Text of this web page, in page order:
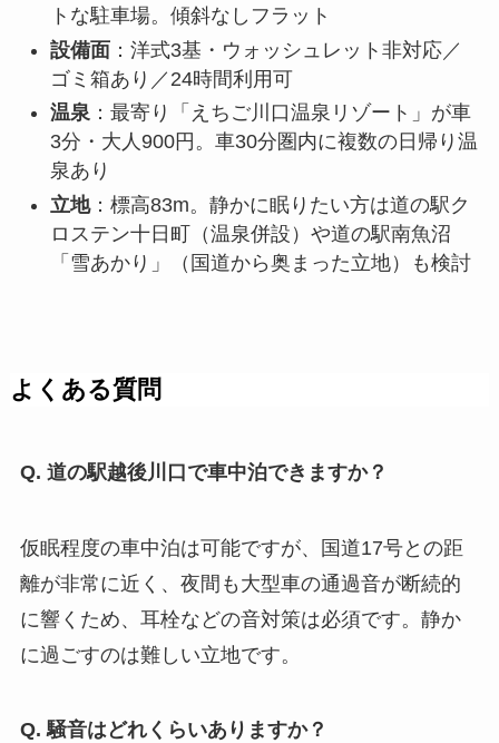
トな駐車場。傾斜なしフラット
設備面：洋式3基・ウォッシュレット非対応／
ゴミ箱あり／24時間利用可
温泉：最寄り「えちご川口温泉リゾート」が車
3分・大人900円。車30分圏内に複数の日帰り温
泉あり
立地：標高83m。静かに眠りたい方は道の駅ク
ロステン十日町（温泉併設）や道の駅南魚沼
「雪あかり」（国道から奥まった立地）も検討
よくある質問
Q. 道の駅越後川口で車中泊できますか？
仮眠程度の車中泊は可能ですが、国道17号との距
離が非常に近く、夜間も大型車の通過音が断続的
に響くため、耳栓などの音対策は必須です。静か
に過ごすのは難しい立地です。
Q. 騒音はどれくらいありますか？